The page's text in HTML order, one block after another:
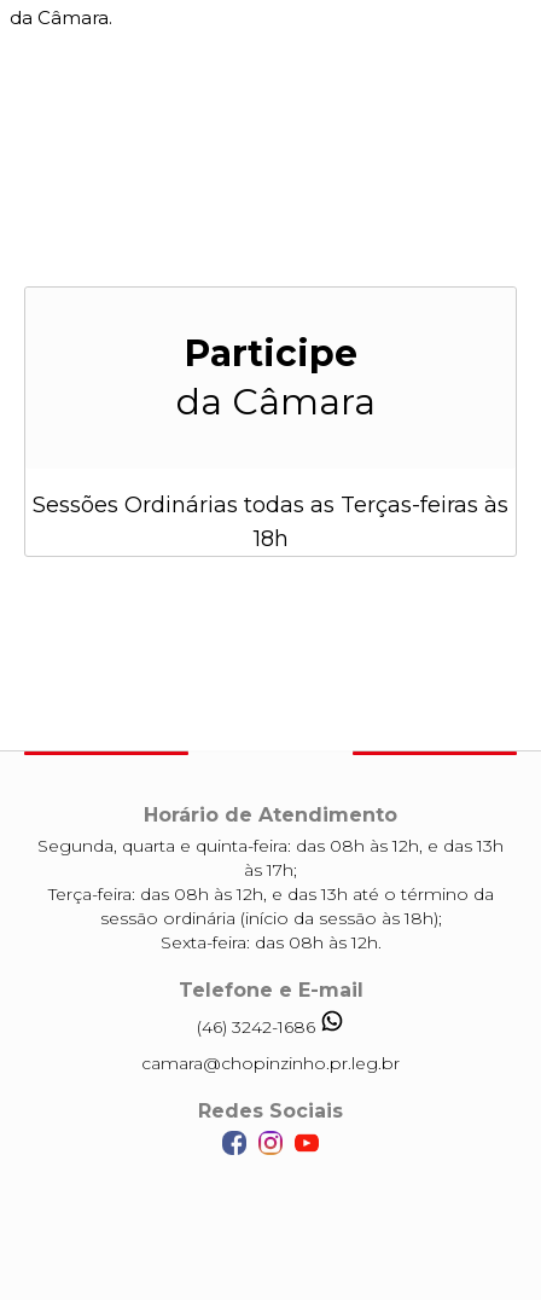
da Câmara.
Participe
da Câmara
Sessões Ordinárias todas as Terças-feiras às
18h
Horário de Atendimento
Segunda, quarta e quinta-feira: das 08h às 12h, e das 13h
às 17h;
Terça-feira: das 08h às 12h, e das 13h até o término da
sessão ordinária (início da sessão às 18h);
Sexta-feira: das 08h às 12h.
Telefone e E-mail
(46) 3242-1686
camara@chopinzinho.pr.leg.br
Redes Sociais